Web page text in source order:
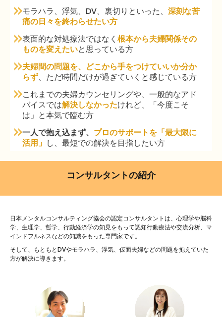
モラハラ、浮気、DV、裏切りといった、 深刻な苦
痛の日々を終わらせたい方
表面的な対処療法ではなく 根本から夫婦関係その
ものを変えたいと思っている方
夫婦間の問題を、どこから手をつけていいか分か
らず、ただ時間だけが過ぎていくと感じている方
これまでの夫婦カウンセリングや、一般的なアド
バイスでは解決しなかったけれど、「今度こそ
は」と本気で臨む方
一人で抱え込まず、 プロのサポートを「最大限に
活用」 し、最短での解決を目指したい方
コンサルタントの紹介
日本メンタルコンサルティング協会の認定コンサルタントは、心理学や脳科
学、生理学、哲学、行動経済学の知見をもって認知行動療法や交流分析、マ
インドフルネスなどの知識をもった専門家です。
そして、もともとDVやモラハラ、浮気、仮面夫婦などの問題を抱えていた
方が解決に導きます。